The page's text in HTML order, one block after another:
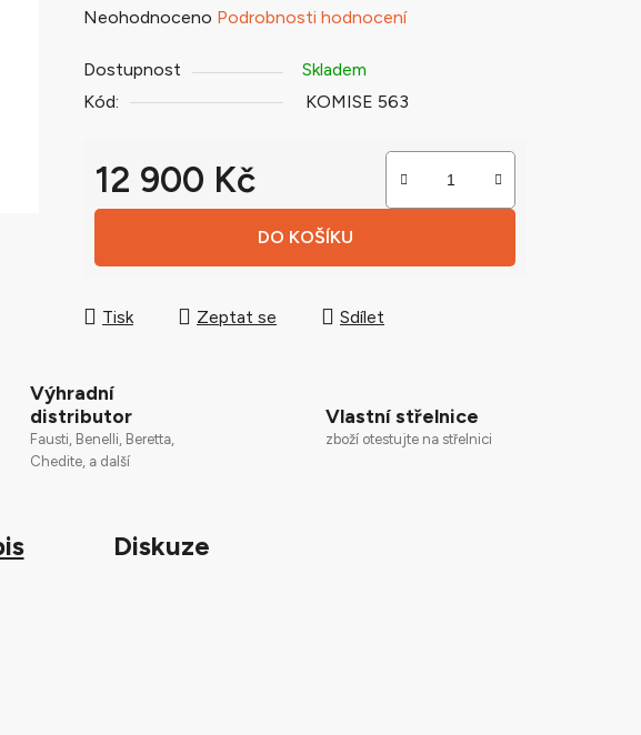
Průměrné
produktu
je
Neohodnoceno Podrobnosti hodnocení
Dostupnost
Skladem
Kód:
KOMISE 563
12 900 Kč
Měrná cena:
DO KOŠÍKU
Tisk Zeptat se Sdílet
Výhradní
distributor
Fausti, Benelli, Beretta,
Chedite, a další
Vlastní střelnice
zboží otestujte na střelnici
Diskuze